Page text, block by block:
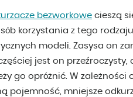
bezworkowe cieszą
korzystania z tego
modeli. Zasysa on
jest on przeźroczysty,
go opróżnić. W
pojemność, mniejsze